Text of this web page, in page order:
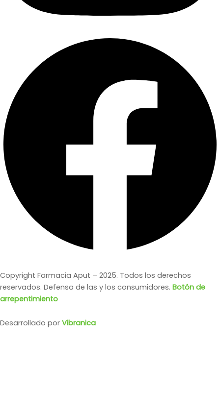
Copyright Farmacia Aput – 2025. Todos los derechos
reservados. Defensa de las y los consumidores. Botón de
arrepentimiento
Desarrollado por Vibranica